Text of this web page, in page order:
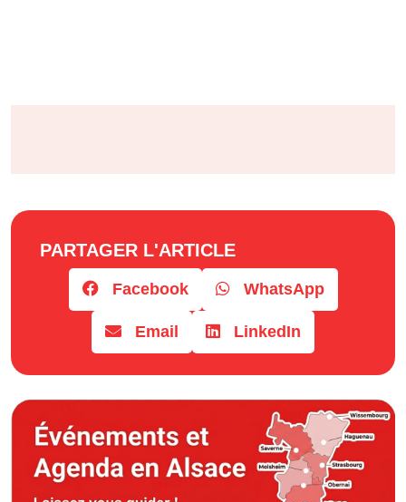
PARTAGER L'ARTICLE
Facebook WhatsApp
Email LinkedIn